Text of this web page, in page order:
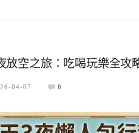
放空之旅：吃喝玩樂全攻
04-07 0